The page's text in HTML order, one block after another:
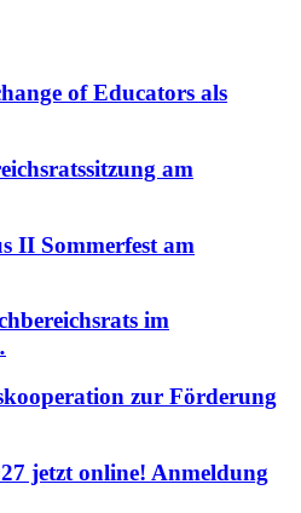
of Educators als
am
II Sommerfest am
im
zur Förderung
jetzt online! Anmeldung